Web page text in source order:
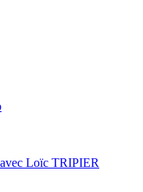
Loïc TRIPIER